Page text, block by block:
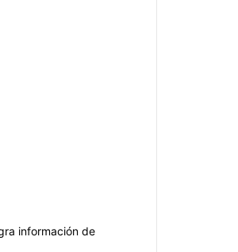
información de